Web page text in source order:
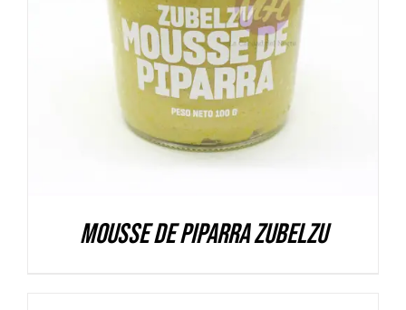
DETALLES
Mousse de Piparra Zubelzu